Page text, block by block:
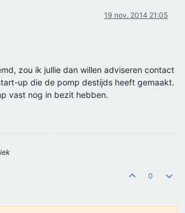
19 nov. 2014 21:05
zou ik jullie dan willen adviseren contact
up die de pomp destijds heeft gemaakt.
vast nog in bezit hebben.
0